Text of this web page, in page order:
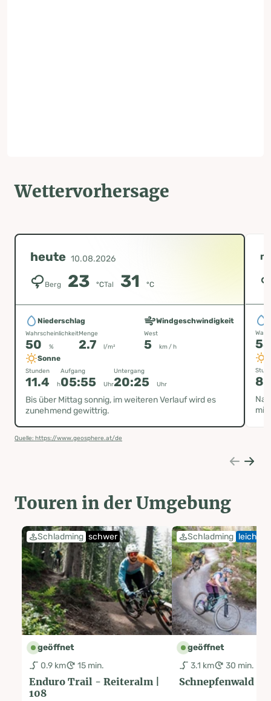
Wettervorhersage
heute 10.08.2026
Berg 23 °CTal 31 °C
Niederschlag
Wahrscheinlichkeit
50 %
Menge
2.7 l/m²
Windgeschwindigkeit
West
5 km / h
Sonne
Stunden
11.4 h
Aufgang
05:55 Uhr
Untergang
20:25 Uhr
Bis über Mittag sonnig, im weiteren Verlauf wird es
zunehmend gewittrig.
mit
Quelle: https://www.geosphere.at/de
Touren in der Umgebung
Schladming schwer
geöffnet
0.9 km
15 min.
Enduro Trail - Reiteralm |
108
Schladming leicht
geöffnet
3.1 km
30 min.
Schnepfenwald